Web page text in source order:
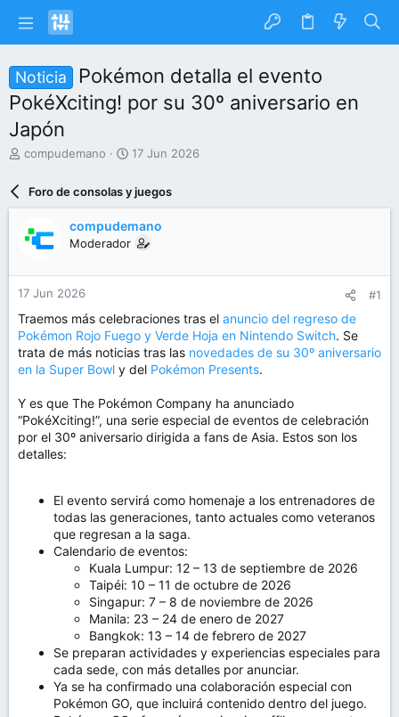
Noticia
Pokémon detalla el evento
PokéXciting! por su 30º aniversario en
Japón
I
a
r
d
e
l
e
m
compudemano
F
c
h
d
e
n
o
17 Jun 2026
Foro de consolas y juegos
compudemano
Moderador
17 Jun 2026 #1
Traemos más celebraciones tras el anuncio del regreso de
Pokémon Rojo Fuego y Verde Hoja en Nintendo Switch. Se
trata de más noticias tras las novedades de su 30º aniversario
en la Super Bowl y del Pokémon Presents.
Y es que The Pokémon Company ha anunciado
“PokéXciting!”, una serie especial de eventos de celebración
por el 30º aniversario dirigida a fans de Asia. Estos son los
detalles:
El evento servirá como homenaje a los entrenadores de
todas las generaciones, tanto actuales como veteranos
que regresan a la saga.
Calendario de eventos:
Kuala Lumpur: 12 – 13 de septiembre de 2026
Taipéi: 10 – 11 de octubre de 2026
Singapur: 7 – 8 de noviembre de 2026
Manila: 23 – 24 de enero de 2027
Bangkok: 13 – 14 de febrero de 2027
Se preparan actividades y experiencias especiales para
cada sede, con más detalles por anunciar.
Ya se ha confirmado una colaboración especial con
Pokémon GO, que incluirá contenido dentro del juego.